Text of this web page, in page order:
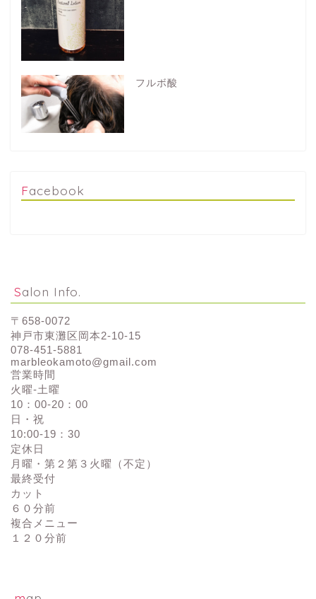
フルボ酸
Facebook
Salon Info.
〒658-0072
神戸市東灘区岡本2-10-15
078-451-5881
marbleokamoto@gmail.com
営業時間
火曜-土曜
10：00-20：00
日・祝
10:00-19：30
定休日
月曜・第２第３火曜（不定）
最終受付
カット
６０分前
複合メニュー
１２０分前